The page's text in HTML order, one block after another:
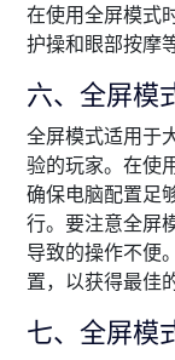
在使用全屏模式
护操和眼部按摩
六、全屏模
全屏模式适用于
验的玩家。在使
确保电脑配置足
行。要注意全屏
导致的操作不便
置，以获得最佳
七、全屏模